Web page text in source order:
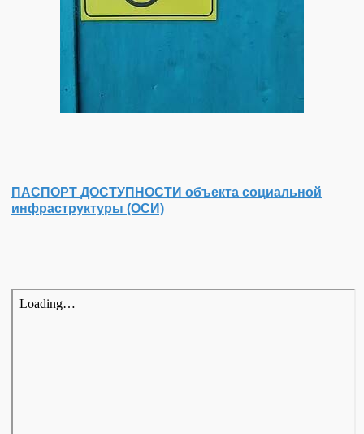
ПАСПОРТ ДОСТУПНОСТИ объекта социальной
инфраструктуры (ОСИ)